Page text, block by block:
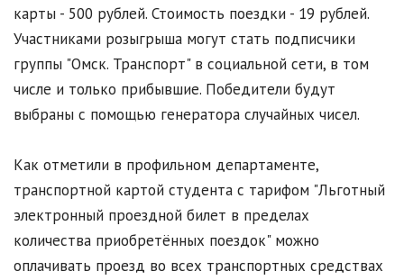
карты - 500 рублей. Стоимость поездки - 19 рублей.
Участниками розыгрыша могут стать подписчики
группы "Омск. Транспорт" в социальной сети, в том
числе и только прибывшие. Победители будут
выбраны с помощью генератора случайных чисел.
Как отметили в профильном департаменте,
транспортной картой студента с тарифом "Льготный
электронный проездной билет в пределах
количества приобретённых поездок" можно
оплачивать проезд во всех транспортных средствах